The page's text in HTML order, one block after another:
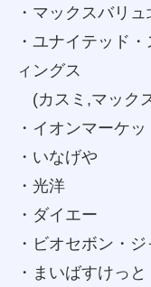
・マックスバリュ
・ユナイテッド
ィングス
(カスミ,マック
・イオンマーケッ
・いなげや
・光洋
・ダイエー
・ビオセボン・
・まいばすけっと